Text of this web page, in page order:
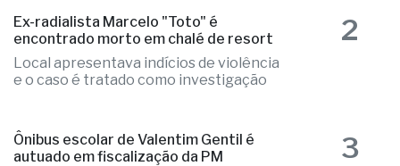
Ex-radialista Marcelo "Toto" é
encontrado morto em chalé de resort
Local apresentava indícios de violência
e o caso é tratado como investigação
2
Ônibus escolar de Valentim Gentil é
autuado em fiscalização da PM
3